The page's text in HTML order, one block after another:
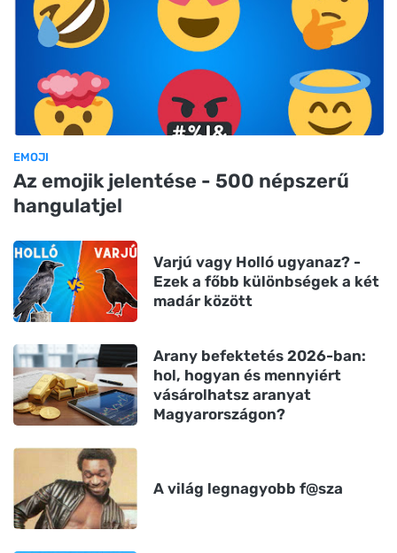
EMOJI
Az emojik jelentése - 500 népszerű
hangulatjel
Varjú vagy Holló ugyanaz? -
Ezek a főbb különbségek a két
madár között
Arany befektetés 2026-ban:
hol, hogyan és mennyiért
vásárolhatsz aranyat
Magyarországon?
A világ legnagyobb f@sza